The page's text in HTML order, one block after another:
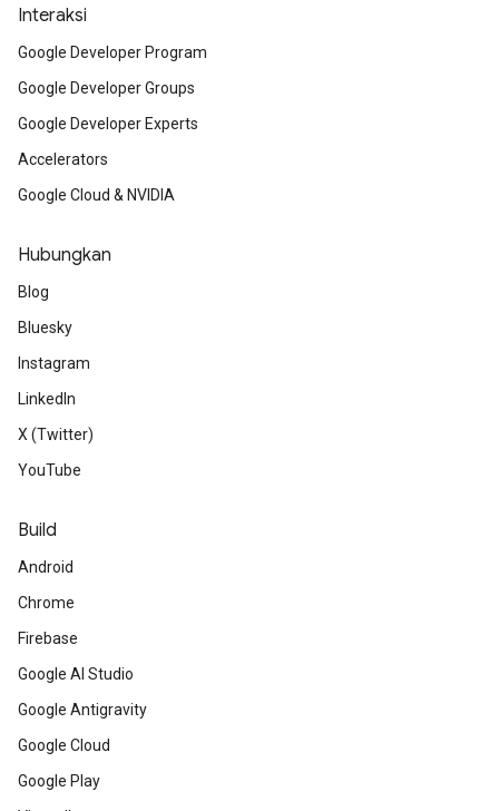
Interaksi
Google Developer Program
Google Developer Groups
Google Developer Experts
Accelerators
Google Cloud & NVIDIA
Hubungkan
Blog
Bluesky
Instagram
LinkedIn
X (Twitter)
YouTube
Build
Android
Chrome
Firebase
Google AI Studio
Google Antigravity
Google Cloud
Google Play